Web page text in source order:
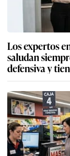
Los expertos
saludan
defensiva y